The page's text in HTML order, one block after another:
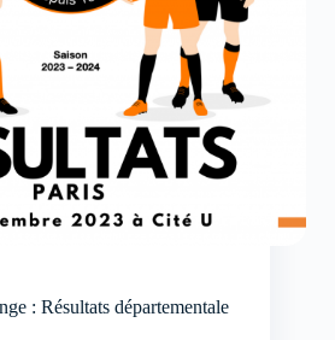
: Résultats départementale